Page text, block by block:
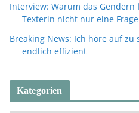
Interview: Warum das
Texterin nicht nur eine
Breaking News: Ich höre auf
endlich effizient
Kategorien